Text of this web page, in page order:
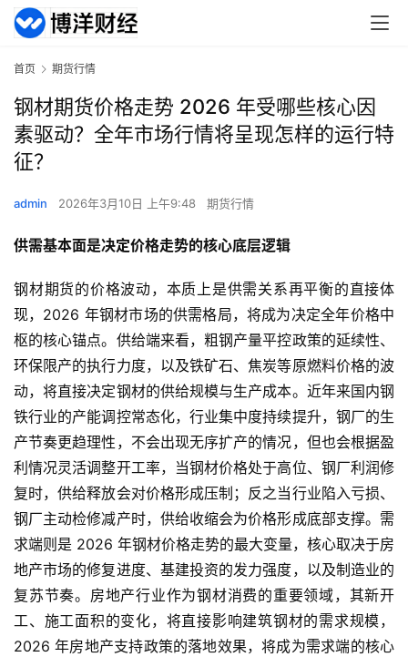
首页 期货行情
钢材期货价格走势 2026 年受哪些核心因
素驱动？全年市场行情将呈现怎样的运行特
征？
admin 2026年3月10日 上午9:48 期货行情
供需基本面是决定价格走势的核心底层逻辑
钢材期货的价格波动，本质上是供需关系再平衡的直接体
现，2026 年钢材市场的供需格局，将成为决定全年价格中
枢的核心锚点。供给端来看，粗钢产量平控政策的延续性、
环保限产的执行力度，以及铁矿石、焦炭等原燃料价格的波
动，将直接决定钢材的供给规模与生产成本。近年来国内钢
铁行业的产能调控常态化，行业集中度持续提升，钢厂的生
产节奏更趋理性，不会出现无序扩产的情况，但也会根据盈
利情况灵活调整开工率，当钢材价格处于高位、钢厂利润修
复时，供给释放会对价格形成压制；反之当行业陷入亏损、
钢厂主动检修减产时，供给收缩会为价格形成底部支撑。需
求端则是 2026 年钢材价格走势的最大变量，核心取决于房
地产市场的修复进度、基建投资的发力强度，以及制造业的
复苏节奏。房地产行业作为钢材消费的重要领域，其新开
工、施工面积的变化，将直接影响建筑钢材的需求规模，
2026 年房地产支持政策的落地效果，将成为需求端的核心